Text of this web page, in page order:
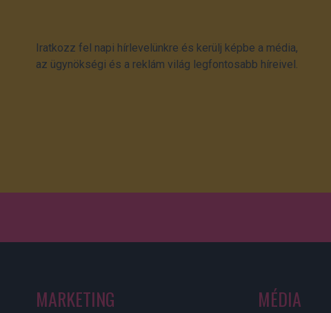
Iratkozz fel napi hírlevelünkre és kerülj képbe a média,
az ügynökségi és a reklám világ legfontosabb híreivel.
MARKETING MÉDIA